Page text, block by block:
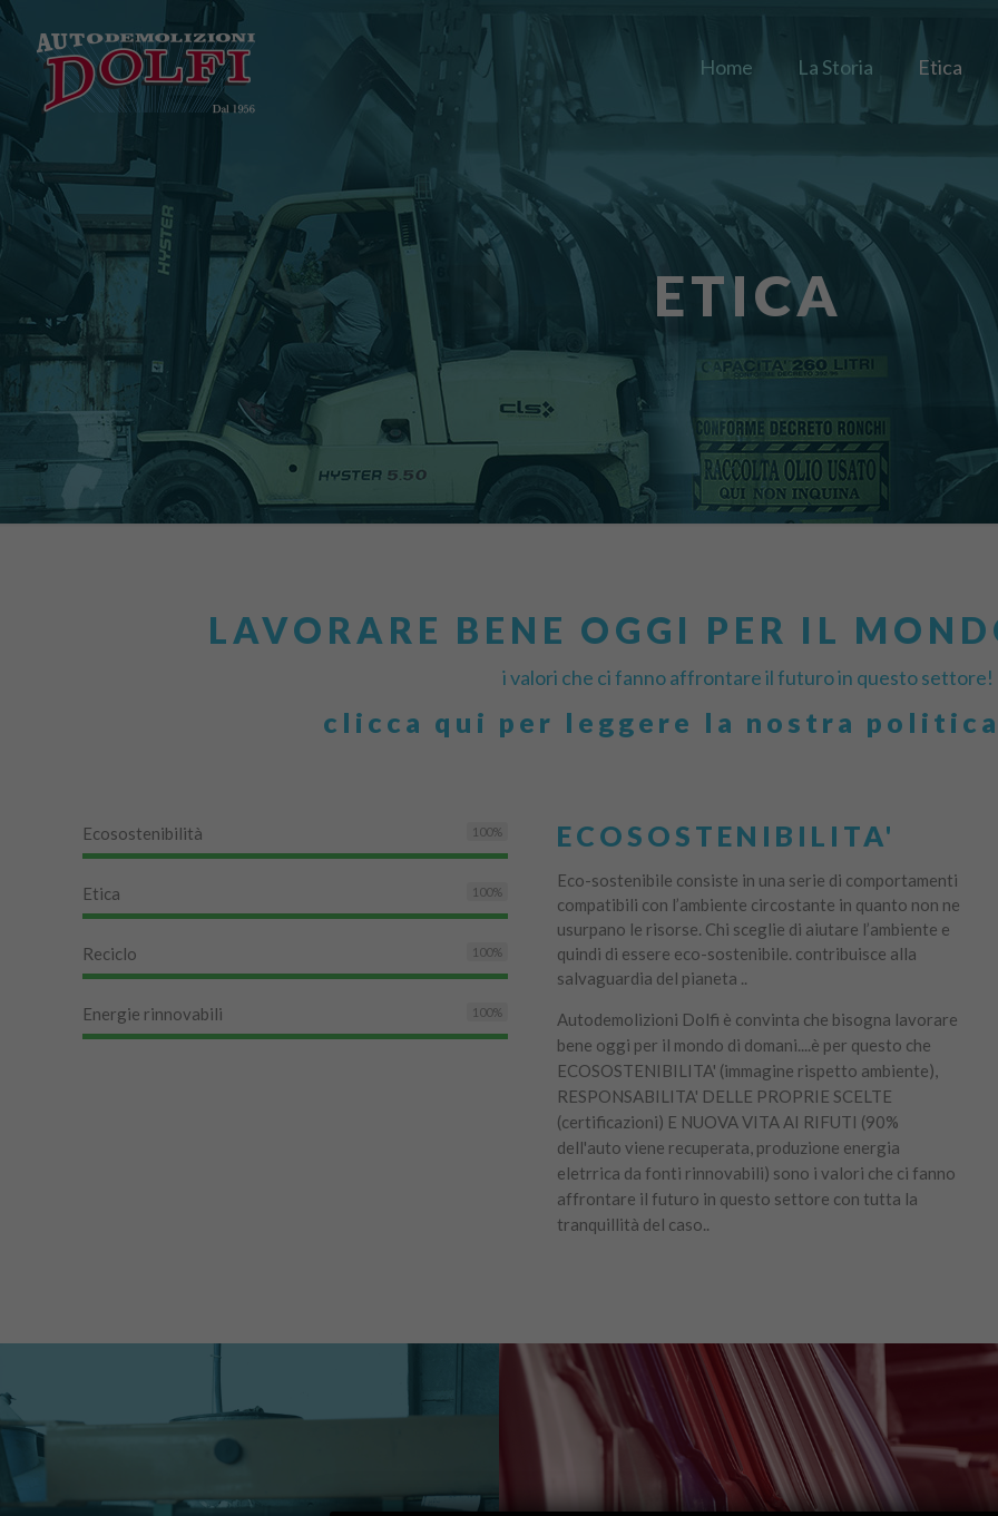
Home La Storia Etica
ETICA
LAVORARE BENE OGGI PER IL
i valori che ci fanno affrontare il futuro in questo settore!
clicca qui per leggere la nostra
Ecosostenibilità 100%
Etica 100%
Reciclo 100%
Energie rinnovabili 100%
ECOSOSTENIBILITA'
Eco-sostenibile consiste in una serie di comportamenti
compatibili con l’ambiente circostante in quanto non ne
usurpano le risorse. Chi sceglie di aiutare l’ambiente e
quindi di essere eco-sostenibile. contribuisce alla
salvaguardia del pianeta ..
Autodemolizioni Dolfi è convinta che bisogna lavorare
bene oggi per il mondo di domani....è per questo che
ECOSOSTENIBILITA' (immagine rispetto ambiente),
RESPONSABILITA' DELLE PROPRIE SCELTE
(certificazioni) E NUOVA VITA AI RIFUTI (90%
dell'auto viene recuperata, produzione energia
eletrrica da fonti rinnovabili) sono i valori che ci fanno
affrontare il futuro in questo settore con tutta la
tranquillità del caso..